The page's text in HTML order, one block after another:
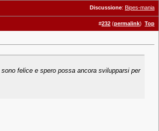
Discussione: Bipes-mania
#232 (permalink) Top
felice e spero possa ancora svilupparsi per